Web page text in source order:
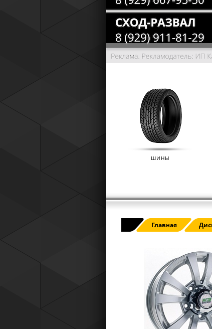
РАСШИРЕННАЯ ГАРАНТИЯ
(IKON TYRES)
Расширенная гарантия Nokian
Tyres) защищает от
повреждений — проколов,
разрывов и вздутий
ШИНЫ
Главная